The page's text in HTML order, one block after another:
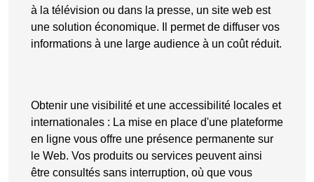
à la télévision ou dans la presse, un site web est
une solution économique. Il permet de diffuser vos
informations à une large audience à un coût réduit.
Obtenir une visibilité et une accessibilité locales et
internationales : La mise en place d'une plateforme
en ligne vous offre une présence permanente sur
le Web. Vos produits ou services peuvent ainsi
être consultés sans interruption, où que vous